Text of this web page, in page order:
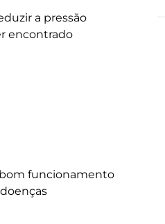
a pressão
encontrado
funcionamento